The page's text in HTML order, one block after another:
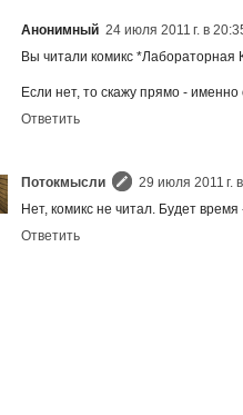
Анонимный 24 июля 2011 г. в
Вы читали комикс *Лабораторная
Если нет, то скажу прямо - именно
Ответить
Потокмысли
29 июля 2011 г.
Нет, комикс не читал. Будет
Ответить